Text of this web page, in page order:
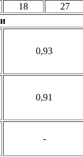
18
27
0,93
0,91
-